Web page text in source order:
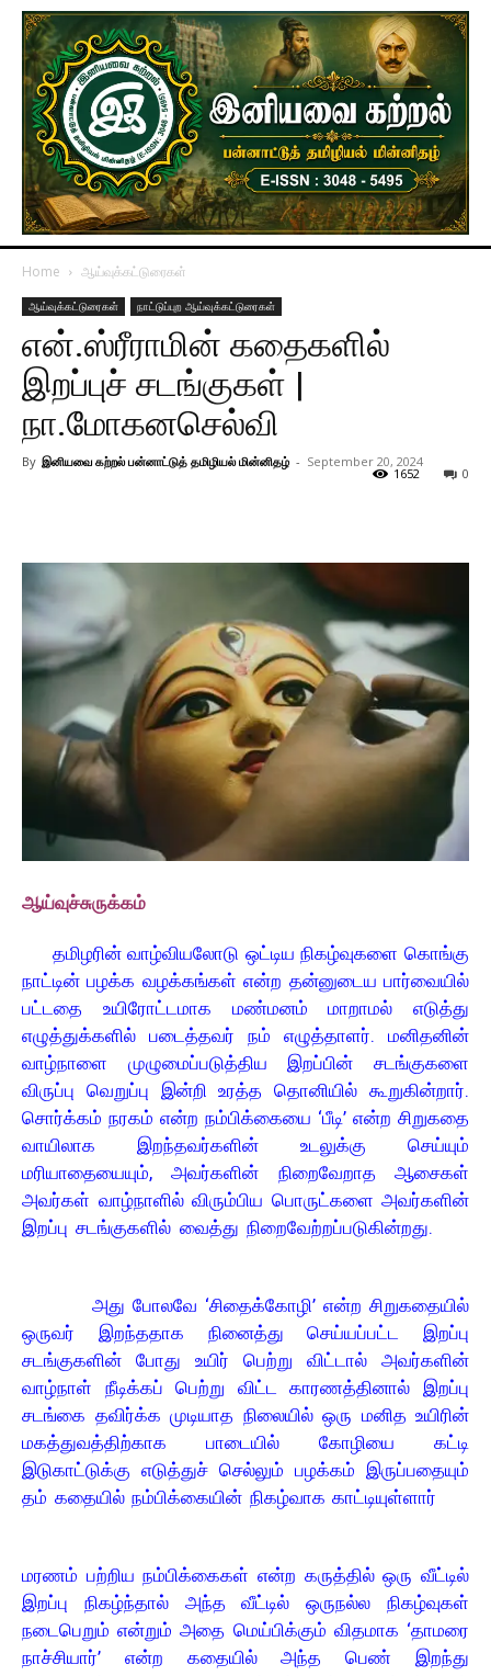
Home ஆய்வுக்கட்டுரைகள்
ஆய்வுக்கட்டுரைகள் நாட்டுப்புற ஆய்வுக்கட்டுரைகள்
என்.ஸ்ரீராமின் கதைகளில்
இறப்புச் சடங்குகள் |
நா.மோகனசெல்வி
By இனியவை கற்றல் பன்னாட்டுத் தமிழியல் மின்னிதழ் - September 20, 2024
0
1652
ஆய்வுச்சுருக்கம்
தமிழரின் வாழ்வியலோடு ஒட்டிய நிகழ்வுகளை கொங்கு
நாட்டின் பழக்க வழக்கங்கள் என்ற தன்னுடைய பார்வையில்
பட்டதை உயிரோட்டமாக மண்மனம் மாறாமல் எடுத்து
எழுத்துக்களில் படைத்தவர் நம் எழுத்தாளர். மனிதனின்
வாழ்நாளை முழுமைப்படுத்திய இறப்பின் சடங்குகளை
விருப்பு வெறுப்பு இன்றி உரத்த தொனியில் கூறுகின்றார்.
சொர்க்கம் நரகம் என்ற நம்பிக்கையை ‘பீடி’ என்ற சிறுகதை
வாயிலாக இறந்தவர்களின் உடலுக்கு செய்யும்
மரியாதையையும், அவர்களின் நிறைவேறாத ஆசைகள்
அவர்கள் வாழ்நாளில் விரும்பிய பொருட்களை அவர்களின்
இறப்பு சடங்குகளில் வைத்து நிறைவேற்றப்படுகின்றது.
அது போலவே ‘சிதைக்கோழி’ என்ற சிறுகதையில்
ஒருவர் இறந்ததாக நினைத்து செய்யப்பட்ட இறப்பு
சடங்குகளின் போது உயிர் பெற்று விட்டால் அவர்களின்
வாழ்நாள் நீடிக்கப் பெற்று விட்ட காரணத்தினால் இறப்பு
சடங்கை தவிர்க்க முடியாத நிலையில் ஒரு மனித உயிரின்
மகத்துவத்திற்காக பாடையில் கோழியை கட்டி
இடுகாட்டுக்கு எடுத்துச் செல்லும் பழக்கம் இருப்பதையும்
தம் கதையில் நம்பிக்கையின் நிகழ்வாக காட்டியுள்ளார்
மரணம் பற்றிய நம்பிக்கைகள் என்ற கருத்தில் ஒரு வீட்டில்
இறப்பு நிகழ்ந்தால் அந்த வீட்டில் ஒருநல்ல நிகழ்வுகள்
நடைபெறும் என்றும் அதை மெய்பிக்கும் விதமாக ‘தாமரை
நாச்சியார்’ என்ற கதையில் அந்த பெண் இறந்து